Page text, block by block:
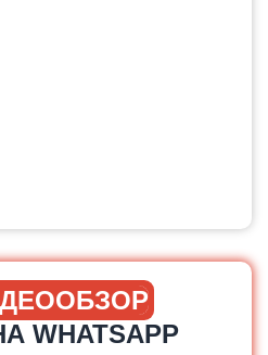
WHATSAPP